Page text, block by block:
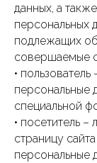
данных, а
персональных
подлежащих
совершаемые
•
персональные
специальной
• посетитель
страницу
персональные